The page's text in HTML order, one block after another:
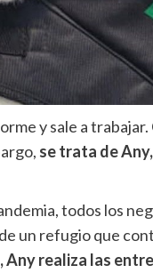
y sale a
se trata de
todos los
un refugio que
Any realiza las